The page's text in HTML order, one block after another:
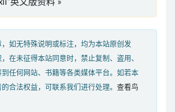
英文版资料 »
如无特殊说明或标注，均为本站原创发
在未征得本站同意时，禁止复制、盗用、
任何网站、书籍等各类媒体平台。如若本
合法权益，可联系我们进行处理。 查看鸟